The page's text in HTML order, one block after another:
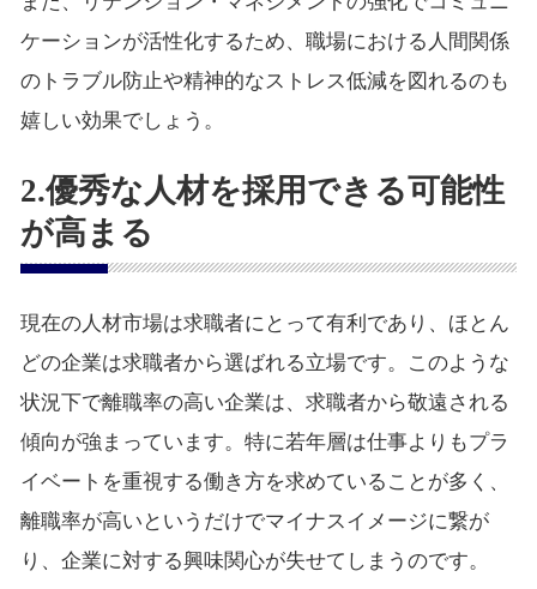
ケーションが活性化するため、職場における人間関係
のトラブル防止や精神的なストレス低減を図れるのも
嬉しい効果でしょう。
2.優秀な人材を採用できる可能性
が高まる
現在の人材市場は求職者にとって有利であり、ほとん
どの企業は求職者から選ばれる立場です。このような
状況下で離職率の高い企業は、求職者から敬遠される
傾向が強まっています。特に若年層は仕事よりもプラ
イベートを重視する働き方を求めていることが多く、
離職率が高いというだけでマイナスイメージに繋が
り、企業に対する興味関心が失せてしまうのです。